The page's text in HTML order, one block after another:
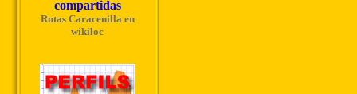
Rutas Caracenilla en
wikiloc